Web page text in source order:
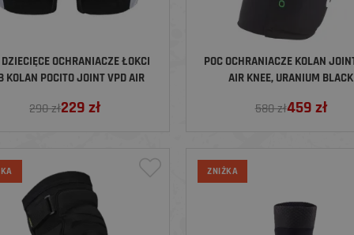
OCHRANIACZE ŁOKCI
KOLAN POCITO JOINT VPD AIR
290 zł229zł
POC OCHRANIACZE KOLAN
AIR KNEE, URANIUM BLACK
580 zł459zł
ZNIŻKA